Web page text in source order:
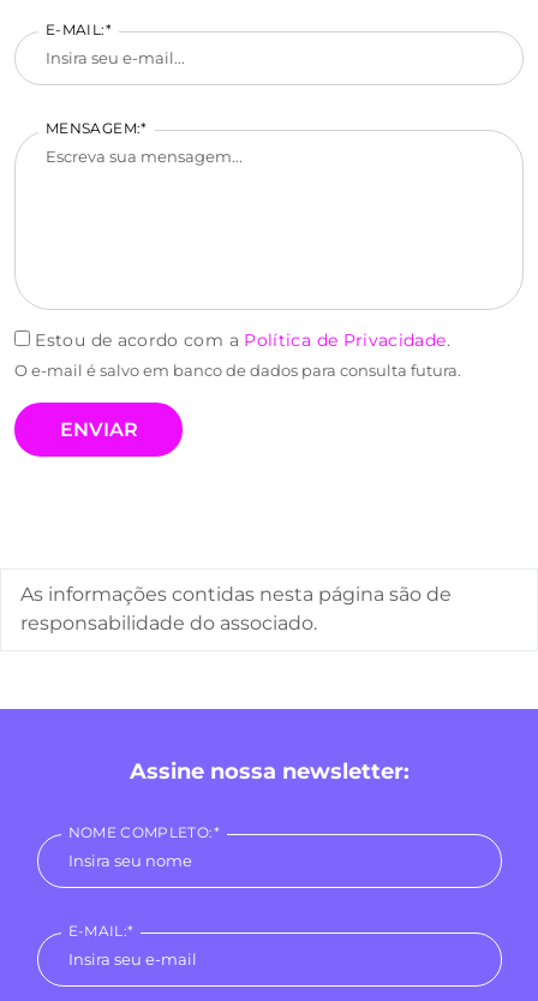
E-MAIL:*
MENSAGEM:*
Estou de acordo com a Política de Privacidade.
O e-mail é salvo em banco de dados para consulta futura.
As informações contidas nesta página são de
responsabilidade do associado.
Assine nossa newsletter:
NOME COMPLETO:*
E-MAIL:*